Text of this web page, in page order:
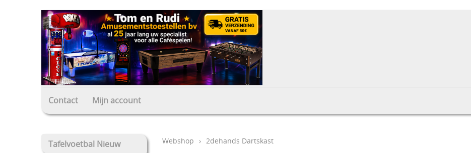
Contact Mijn account
Tafelvoetbal Nieuw Webshop › 2dehands Dartskast